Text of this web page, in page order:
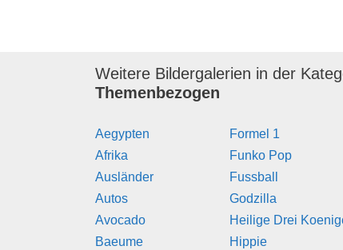
Weitere Bildergalerien in der
Themenbezogen
Aegypten
Afrika
Ausländer
Autos
Avocado
Baeume
Formel 1
Funko Pop
Fussball
Godzilla
Heilige Drei
Hippie